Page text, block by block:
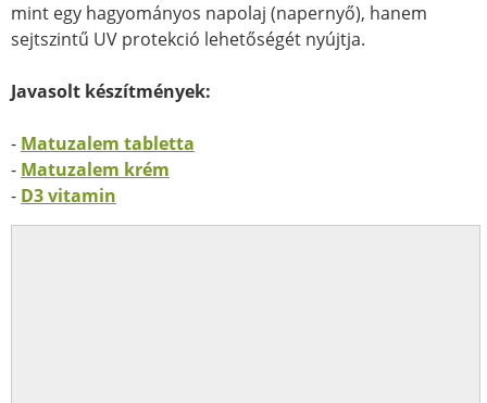
mint egy hagyományos napolaj (napernyő), hanem
sejtszintű UV protekció lehetőségét nyújtja.
Javasolt készítmények:
- Matuzalem tabletta
- Matuzalem krém
- D3 vitamin